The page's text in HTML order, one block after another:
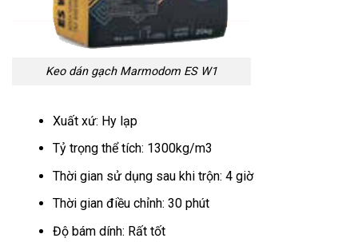
Keo dán gạch Marmodom ES W1
Xuất xứ: Hy lạp
Tỷ trọng thể tích: 1300kg/m3
Thời gian sử dụng sau khi trộn: 4 giờ
Thời gian điều chỉnh: 30 phút
Độ bám dính: Rất tốt